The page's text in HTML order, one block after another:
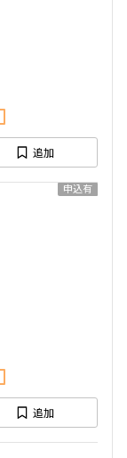
追加
申込有
追加